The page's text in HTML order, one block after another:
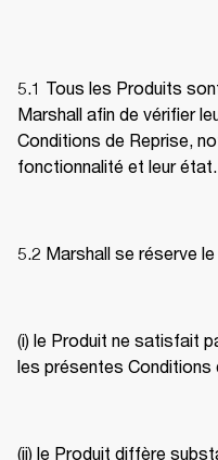
5.1 Tous les Produits
Marshall afin de vérifier
Conditions de Reprise,
fonctionnalité et leur état.
5.2 Marshall se réserve
(i) le Produit ne satisfait
les présentes Conditions
(ii) le Produit diffère